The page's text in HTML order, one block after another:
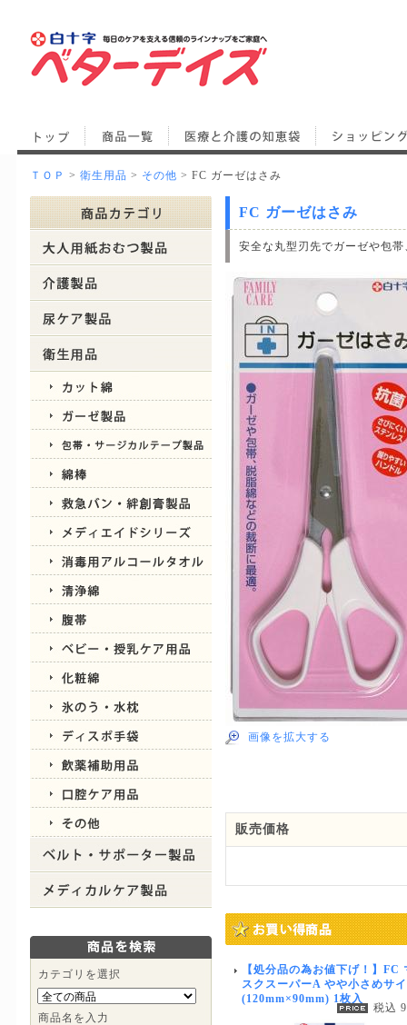
ＴＯＰ > 衛生用品 > その他 > FC ガーゼはさみ
カテゴリを選択
商品名を入力
FC ガーゼはさみ
安全な丸型刃先でガーゼや包
画像を拡大する
販売価格
【処分品の為お値下げ！】FC
スクスーパーA やや小さめサ
(120mm×90mm) 1枚入
税込